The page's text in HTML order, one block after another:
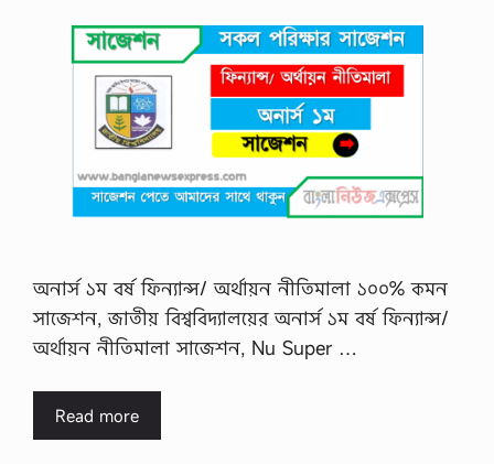
অনার্স ১ম বর্ষ ফিন্যান্স/ অর্থায়ন নীতিমালা ১০০% কমন
সাজেশন, জাতীয় বিশ্ববিদ্যালয়ের অনার্স ১ম বর্ষ ফিন্যান্স/
অর্থায়ন নীতিমালা সাজেশন, Nu Super …
Read more